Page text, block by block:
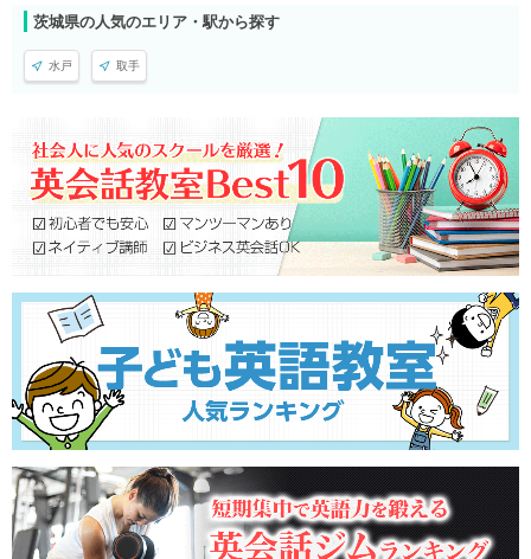
茨城県の人気のエリア・駅から探す
水戸 取手